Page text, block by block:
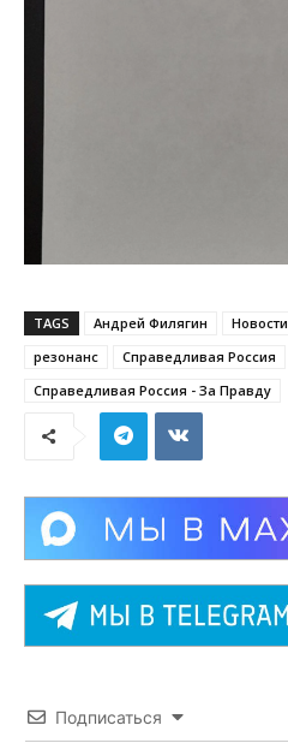
TAGS Андрей Филягин Новости
резонанс
Справедливая Россия
Справедливая Россия - За Правду
Подписаться